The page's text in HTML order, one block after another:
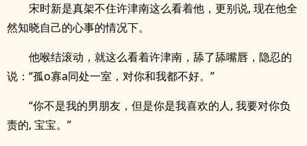
宋时新是真架不住许津南这么看着他，更别说, 现在他全
然知晓自己的心事的情况下。
他喉结滚动，就这么看着许津南，舔了舔嘴唇，隐忍的
说：“孤o寡a同处一室，对你和我都不好。”
“你不是我的男朋友，但是你是我喜欢的人, 我要对你负
责的, 宝宝。”